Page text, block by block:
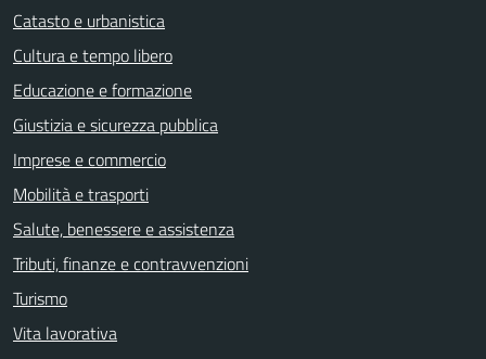
Catasto e urbanistica
Cultura e tempo libero
Educazione e formazione
Giustizia e sicurezza pubblica
Imprese e commercio
Mobilità e trasporti
Salute, benessere e assistenza
Tributi, finanze e contravvenzioni
Turismo
Vita lavorativa